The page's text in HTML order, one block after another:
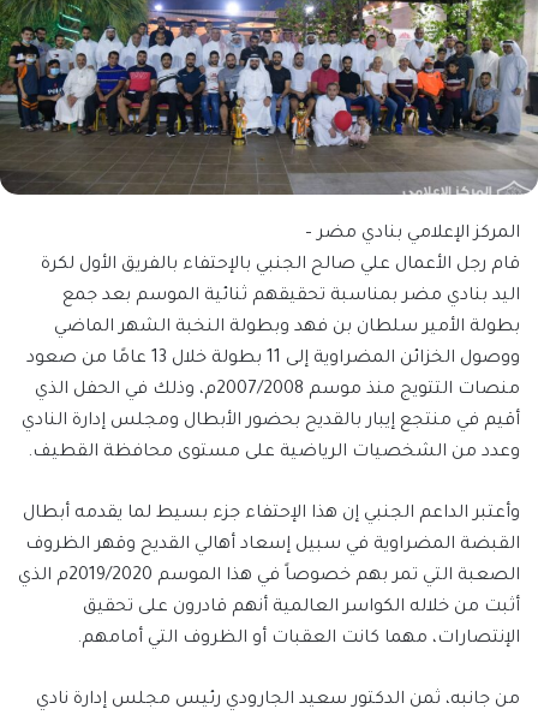
المركز الإعلامي بنادي مضر –
قام رجل الأعمال علي صالح الجنبي بالإحتفاء بالفريق الأول لكرة
اليد بنادي مضر بمناسبة تحقيقهم ثنائية الموسم بعد جمع
بطولة الأمير سلطان بن فهد وبطولة النخبة الشهر الماضي
ووصول الخزائن المضراوية إلى 11 بطولة خلال 13 عامًا من صعود
منصات التتويج منذ موسم 2007/2008م، وذلك في الحفل الذي
أقيم في منتجع إيبار بالقديح بحضور الأبطال ومجلس إدارة النادي
وعدد من الشخصيات الرياضية على مستوى محافظة القطيف.
وأعتبر الداعم الجنبي إن هذا الإحتفاء جزء بسيط لما يقدمه أبطال
القبضة المضراوية في سبيل إسعاد أهالي القديح وقهر الظروف
الصعبة التي تمر بهم خصوصاً في هذا الموسم 2019/2020م الذي
أثبت من خلاله الكواسر العالمية أنهم قادرون على تحقيق
الإنتصارات، مهما كانت العقبات أو الظروف التي أمامهم.
من جانبه، ثمن الدكتور سعيد الجارودي رئيس مجلس إدارة نادي